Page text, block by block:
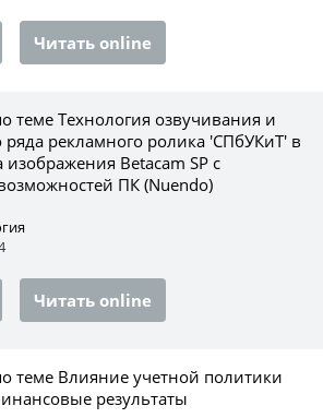
Читать online
теме Технология озвучивания и
ряда рекламного ролика 'СПбУКиТ' в
Betacam SP с
ПК (Nuendo)
Читать online
теме Влияние учетной политики
результаты